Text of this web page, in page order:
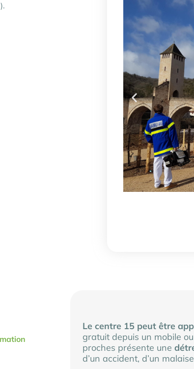
Le centre 15 peut être
gratuit depuis un mobile
proches présente une
d’un accident, d’un